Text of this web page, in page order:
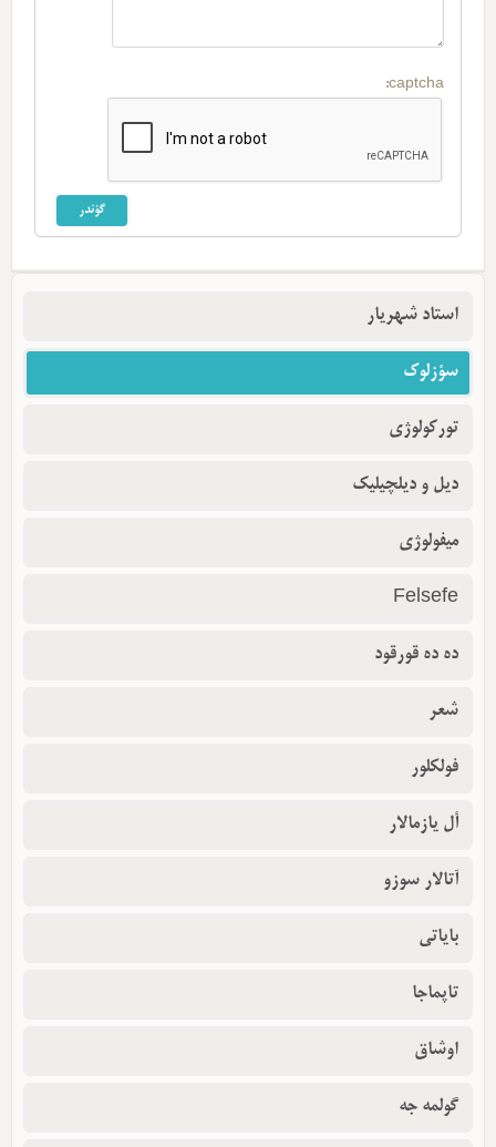
captcha:
استاد شهریار
سؤزلوک
تورکولوژی
دیل و دیلچیلیک
میفولوژی
Felsefe
ده ده قورقود
شعر
فولکلور
أل یازمالار
آتالار سوزو
بایاتی
تاپماجا
اوشاق
گولمه جه